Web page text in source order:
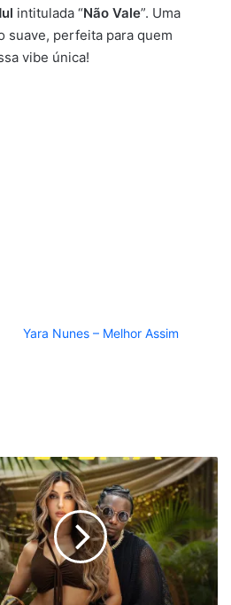
intitulada “Não Vale”. Uma
suave, perfeita para quem
vibe única!
Yara Nunes – Melhor Assim